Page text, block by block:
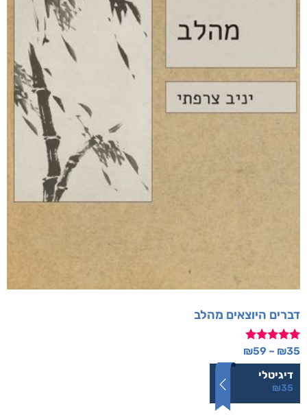
דברים היוצאים מהלב
דורג
מתוך 5
₪35
–
₪59
דיגיטלי
₪35